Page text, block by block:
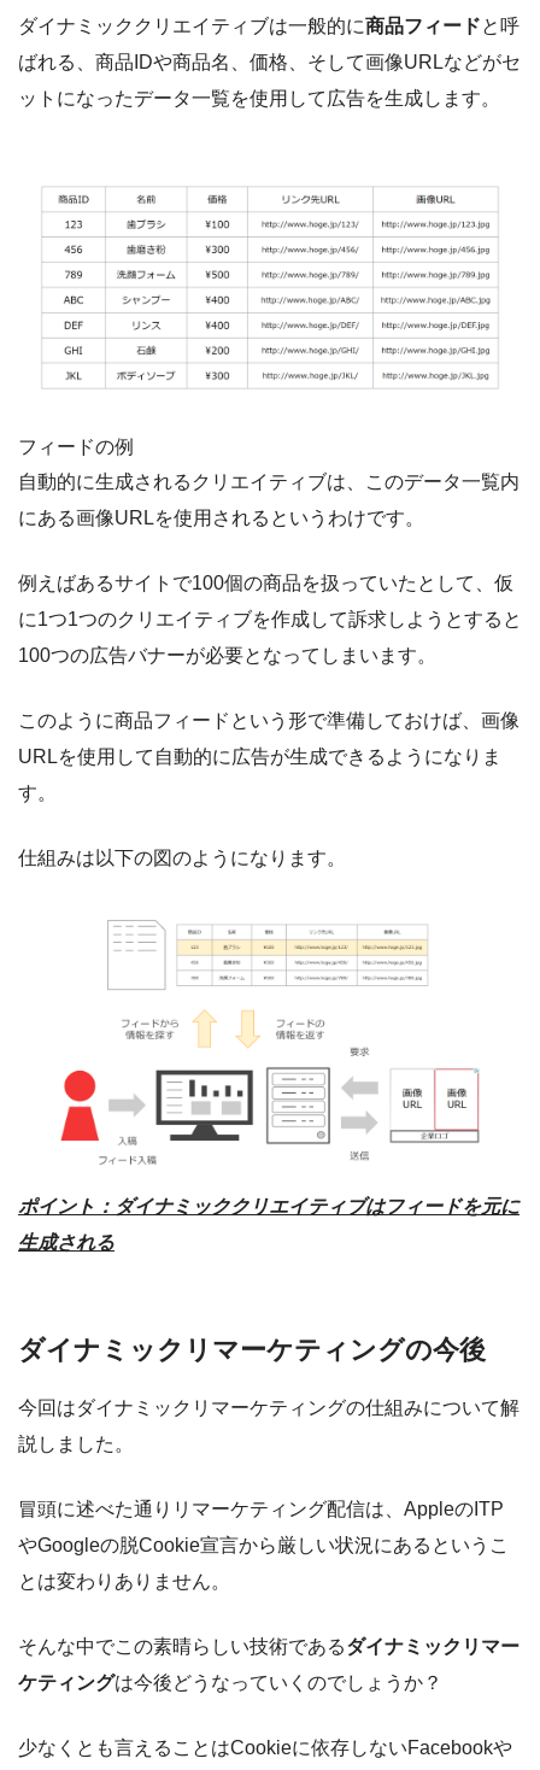
ダイナミッククリエイティブは一般的に商品フィードと呼
ばれる、商品IDや商品名、価格、そして画像URLなどがセ
ットになったデータ一覧を使用して広告を生成します。
フィードの例
自動的に生成されるクリエイティブは、このデータ一覧内
にある画像URLを使用されるというわけです。
例えばあるサイトで100個の商品を扱っていたとして、仮
に1つ1つのクリエイティブを作成して訴求しようとすると
100つの広告バナーが必要となってしまいます。
このように商品フィードという形で準備しておけば、画像
URLを使用して自動的に広告が生成できるようになりま
す。
仕組みは以下の図のようになります。
ポイント：ダイナミッククリエイティブはフィードを元に
生成される
ダイナミックリマーケティングの今後
今回はダイナミックリマーケティングの仕組みについて解
説しました。
冒頭に述べた通りリマーケティング配信は、AppleのITP
やGoogleの脱Cookie宣言から厳しい状況にあるというこ
とは変わりありません。
そんな中でこの素晴らしい技術であるダイナミックリマー
ケティングは今後どうなっていくのでしょうか？
少なくとも言えることはCookieに依存しないFacebookや